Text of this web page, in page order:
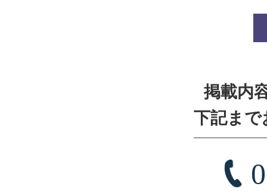
掲載内
下記まで